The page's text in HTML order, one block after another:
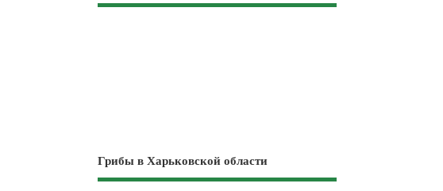
Грибы в Харьковской области